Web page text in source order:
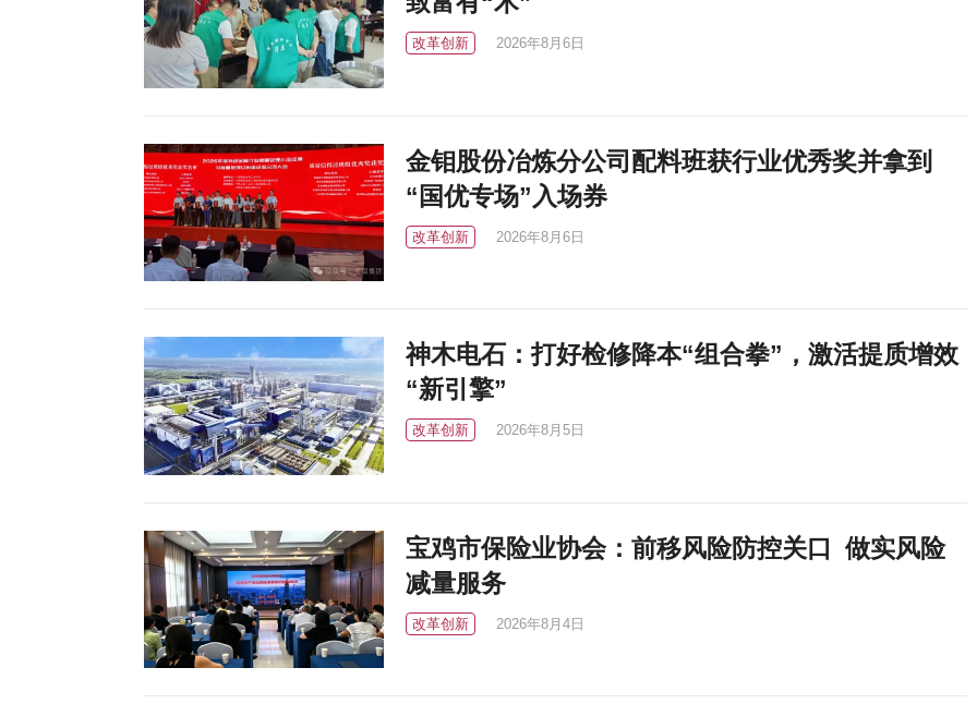
改革创新 2026年8月6日
金钼股份冶炼分公司配料班获行业优秀奖并拿到
“国优专场”入场券
改革创新 2026年8月6日
神木电石：打好检修降本“组合拳”，激活提质增效
“新引擎”
改革创新 2026年8月5日
宝鸡市保险业协会：前移风险防控关口 做实风险
减量服务
改革创新 2026年8月4日